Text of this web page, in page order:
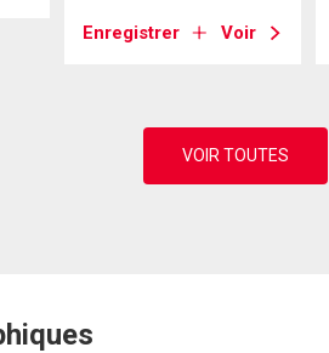
Enregistrer Voir